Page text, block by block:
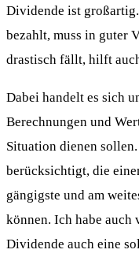
Dividende ist großartig.
bezahlt, muss in guter
drastisch fällt, hilft
Dabei handelt es sich
Berechnungen und
Situation dienen
berücksichtigt, die
gängigste und am
können. Ich habe auch
Dividende auch eine